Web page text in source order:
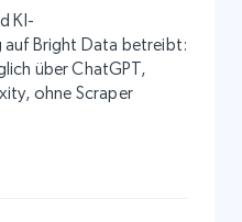
KI-
Bright Data betreibt:
über ChatGPT,
ohne Scraper